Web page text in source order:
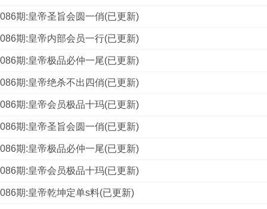
086期:皇帝圣旨会圆一俏(已更新)
086期:皇帝内部会员一行(已更新)
086期:皇帝极品必仲一尾(已更新)
086期:皇帝绝杀不出四俏(已更新)
086期:皇帝会员极品十玛(已更新)
086期:皇帝圣旨会圆一俏(已更新)
086期:皇帝极品必仲一尾(已更新)
086期:皇帝会员极品十玛(已更新)
086期:皇帝乾坤定单s料(已更新)